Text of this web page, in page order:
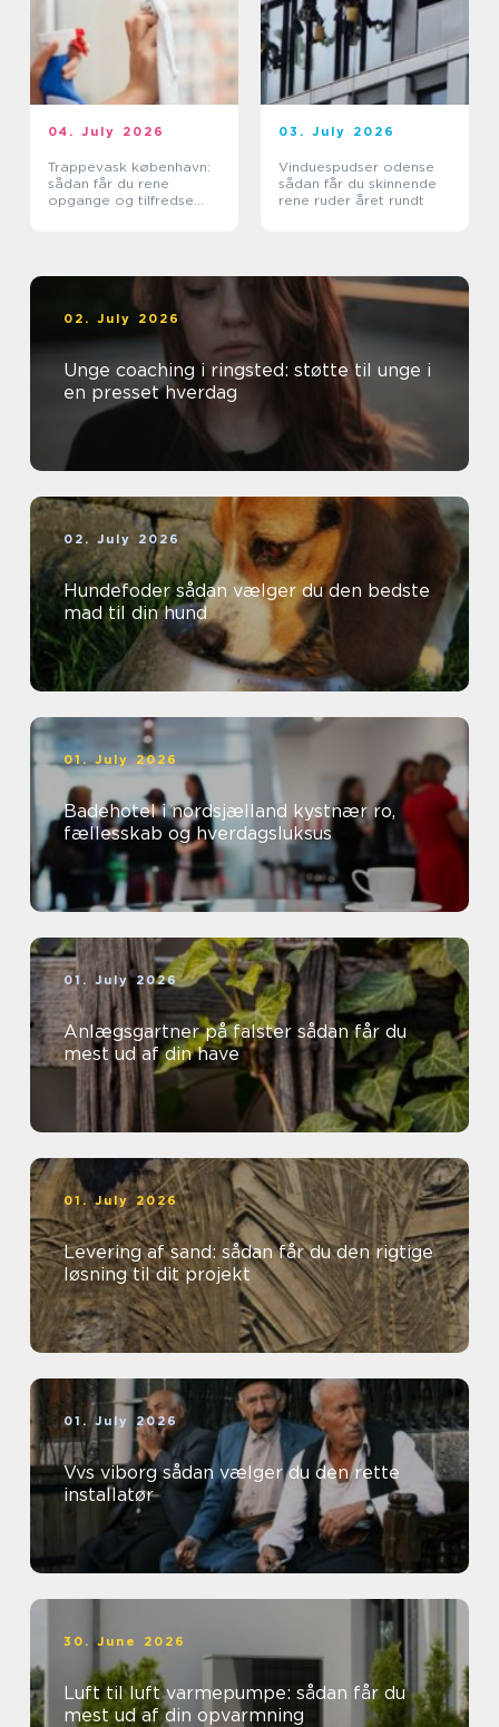
04. July 2026
Trappevask københavn:
sådan får du rene
opgange og tilfredse
03. July 2026
Vinduespudser odense
sådan får du skinnende
rene ruder året rundt
02. July 2026
Unge coaching i ringsted: støtte til unge i
en presset hverdag
02. July 2026
Hundefoder sådan vælger du den bedste
mad til din hund
01. July 2026
Badehotel i nordsjælland kystnær ro,
fællesskab og hverdagsluksus
01. July 2026
Anlægsgartner på falster sådan får du
mest ud af din have
01. July 2026
Levering af sand: sådan får du den rigtige
løsning til dit projekt
01. July 2026
Vvs viborg sådan vælger du den rette
installatør
30. June 2026
Luft til luft varmepumpe: sådan får du
mest ud af din opvarmning